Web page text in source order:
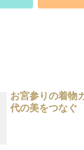
お宮参りの着物
代の美をつなぐ